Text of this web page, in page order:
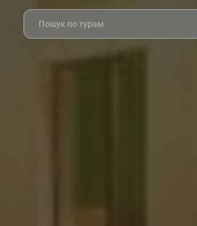
Search